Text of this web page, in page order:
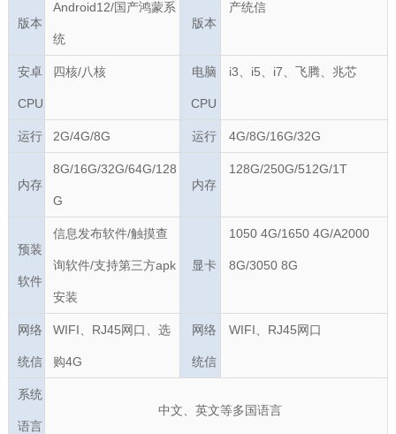
版本
Android12/国产鸿蒙系
统
版本
产统信
安卓
CPU
四核/八核 电脑
CPU
i3、i5、i7 、飞腾、兆芯
运行 2G/4G/8G 运行 4G/8G/16G/32G
内存
8G/16G/32G/64G/128
G
内存
128G/250G/512G/1T
预装
软件
信息发布软件/触摸查
询软件/支持第三方apk
安装
显卡
1050 4G/1650 4G/A2000
8G/3050 8G
网络
统信
WIFI、RJ45网口、选
购4G
网络
统信
WIFI、RJ45网口
系统
语言
中文、英文等多国语言